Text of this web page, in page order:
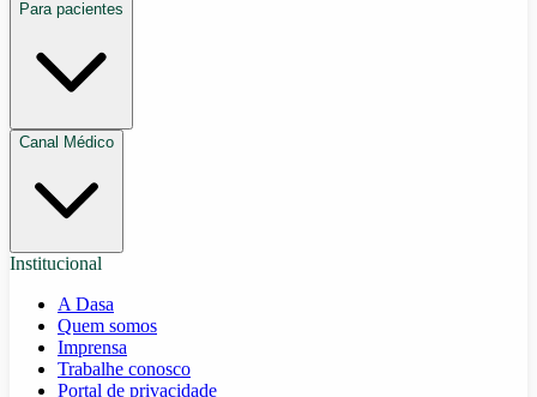
Para pacientes
Canal Médico
Institucional
A Dasa
Quem somos
Imprensa
Trabalhe conosco
Portal de privacidade